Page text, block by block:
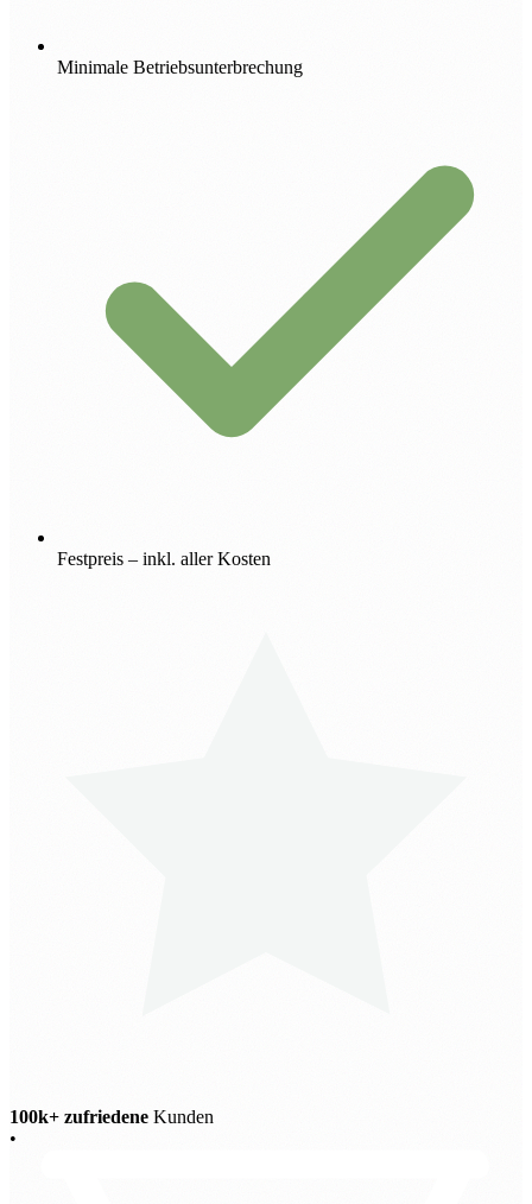
Minimale Betriebsunterbrechung
Festpreis – inkl. aller Kosten
100k+ zufriedene Kunden
•